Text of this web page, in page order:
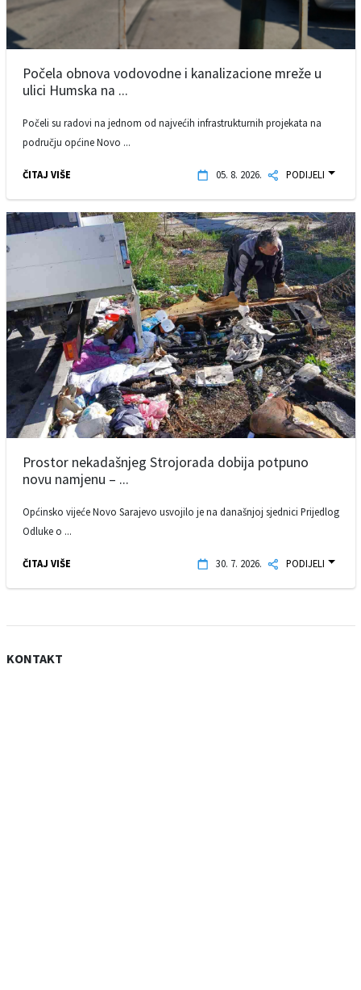
Počela obnova vodovodne i kanalizacione mreže u
ulici Humska na ...
Počeli su radovi na jednom od najvećih infrastrukturnih projekata na
području općine Novo ...
ČITAJ VIŠE 05. 8. 2026. PODIJELI
Prostor nekadašnjeg Strojorada dobija potpuno
novu namjenu – ...
Općinsko vijeće Novo Sarajevo usvojilo je na današnjoj sjednici Prijedlog
Odluke o ...
ČITAJ VIŠE 30. 7. 2026. PODIJELI
KONTAKT